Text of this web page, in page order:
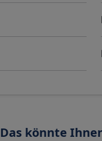
Das könnte